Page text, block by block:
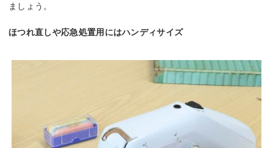
ましょう。
ほつれ直しや応急処置用にはハンディサイズ